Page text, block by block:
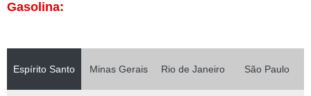
Gasolina:
Espírito Santo Minas Gerais Rio de Janeiro São Paulo